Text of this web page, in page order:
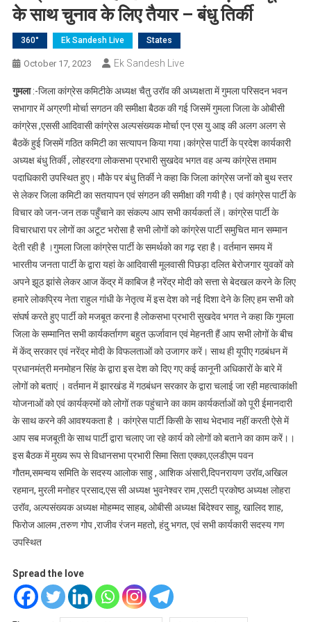
के साथ चुनाव के लिए तैयार – बंधु तिर्की
360° Ek Sandesh Live States
October 17, 2023 Ek Sandesh Live
गुमला:-जिला कांग्रेस कमिटीके अध्यक्ष चैतु उरॉव की अध्यक्षता में गुमला परिसदन भवन
सभागार में अग्रणी मोर्चा सगठन की समीक्षा बैठक की गई जिसमें गुमला जिला के ओबीसी
कांग्रेस ,एससी आदिवासी कांग्रेस अल्पसंख्यक मोर्चा एन एस यु आइ की अलग अलग से
बैठकें हुई जिसमें गठित कमिटी का सत्यापन किया गया।कांग्रेस पार्टी के प्रदेश कार्यकारी
अध्यक्ष बंधु तिर्की , लोहरदगा लोकसभा प्रभारी सुखदेव भगत वह अन्य कांग्रेस तमाम
पदाधिकारी उपस्थित हुए। मौके पर बंधु तिर्की ने कहा कि जिला कांग्रेस जनों को बुथ स्तर
से लेकर जिला कमिटी का सतयापन एवं संगठन की समीक्षा की गयी है। एवं कांग्रेस पार्टी के
विचार को जन-जन तक पहुँचाने का संकल्प आप सभी कार्यकर्ता लें। कांग्रेस पार्टी के
विचारधारा पर लोगों का अटूट भरोसा है सभी लोगों को कांग्रेस पार्टी समुचित मान सम्मान
देती रही है ।गुमला जिला कांग्रेस पार्टी के समर्थको का गढ़ रहा है। वर्तमान समय में
भारतीय जनता पार्टी के द्वारा यहां के आदिवासी मूलवासी पिछड़ा दलित बेरोजगार युवकों को
अपने झूठ झांसे लेकर आज केंद्र में काबिज है नरेंद्र मोदी को सत्ता से बेदखल करने के लिए
हमारे लोकप्रिय नेता राहुल गांधी के नेतृत्व में इस देश को नई दिशा देने के लिए हम सभी को
संघर्ष करते हुए पार्टी को मजबूत करना है लोकसभा प्रभारी सुखदेव भगत ने कहा कि गुमला
जिला के सम्मानित सभी कार्यकर्तागण बहुत ऊर्जावान एवं मेहनती हैं आप सभी लोगों के बीच
में केंद् सरकार एवं नरेंद्र मोदी के विफलताओं को उजागर करें। साथ ही यूपीए गठबंधन में
प्रधानमंत्री मनमोहन सिंह के द्वारा इस देश को दिए गए कई कानूनी अधिकारों के बारे में
लोगों को बताएं । वर्तमान में झारखंड में गठबंधन सरकार के द्वारा चलाई जा रही महत्वाकांक्षी
योजनाओं को एवं कार्यक्रमों को लोगों तक पहुंचाने का काम कार्यकर्ताओं को पूरी ईमानदारी
के साथ करने की आवश्यकता है । कांग्रेस पार्टी किसी के साथ भेदभाव नहीं करती ऐसे में
आप सब मजबूती के साथ पार्टी द्वारा चलाए जा रहे कार्य को लोगों को बताने का काम करें।।
इस बैठक में मुख्य रूप से विधानसभा प्रभारी सिमा सिता एक्का,एलडीएम पवन
गौतम,समन्वय समिति के सदस्य आलोक साहु , आशिक अंसारी,दिपनरायण उरॉव,अखिल
रहमान, मुरली मनोहर प्रसाद,एस सी अध्यक्ष भुवनेश्वर राम ,एसटी प्रकोष्ठ अध्यक्ष लोहरा
उरॉव, अल्पसंख्यक अध्यक्ष मोहम्मद साहब, ओबीसी अध्यक्ष बिंदेश्वर साहू, खालिद शाह,
फिरोज आलम ,तरुण गोप ,राजीव रंजन महतो, हंदु भगत, एवं सभी कार्यकारी सदस्य गण
उपस्थित
Spread the love